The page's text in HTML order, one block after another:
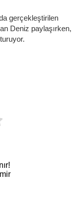
gerçekleştirilen
Deniz paylaşırken,